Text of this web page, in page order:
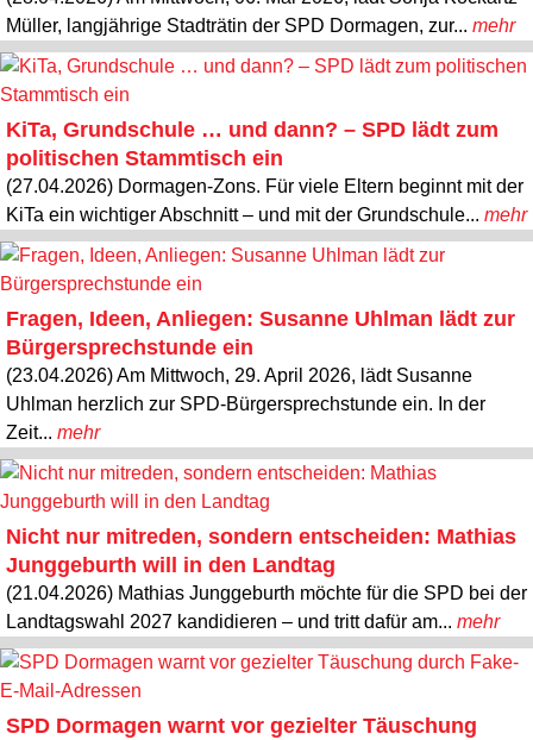
Müller, langjährige Stadträtin der SPD Dormagen, zur... mehr
KiTa, Grundschule … und dann? – SPD lädt zum
politischen Stammtisch ein
(27.04.2026) Dormagen-Zons. Für viele Eltern beginnt mit der
KiTa ein wichtiger Abschnitt – und mit der Grundschule... mehr
Fragen, Ideen, Anliegen: Susanne Uhlman lädt zur
Bürgersprechstunde ein
(23.04.2026) Am Mittwoch, 29. April 2026, lädt Susanne
Uhlman herzlich zur SPD-Bürgersprechstunde ein. In der
Zeit... mehr
Nicht nur mitreden, sondern entscheiden: Mathias
Junggeburth will in den Landtag
(21.04.2026) Mathias Junggeburth möchte für die SPD bei der
Landtagswahl 2027 kandidieren – und tritt dafür am... mehr
SPD Dormagen warnt vor gezielter Täuschung